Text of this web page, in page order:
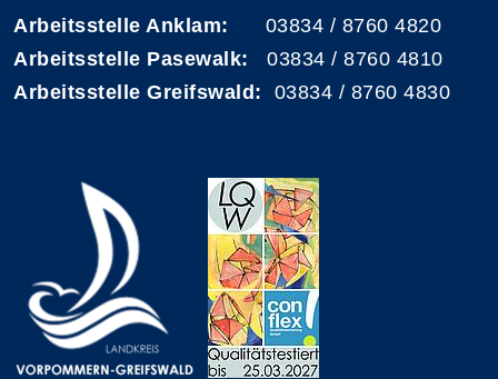
Arbeitsstelle Anklam: 03834 / 8760 4820
Arbeitsstelle Pasewalk: 03834 / 8760 4810
Arbeitsstelle Greifswald: 03834 / 8760 4830